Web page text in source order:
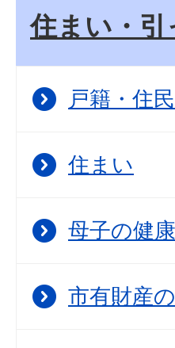
住まい・引
戸籍・住
住まい
母子の健
市有財産